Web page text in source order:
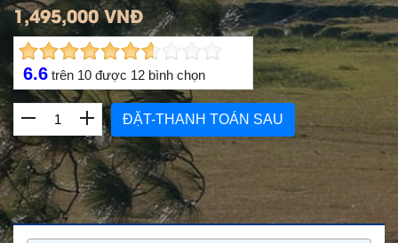
1,495,000 VNĐ
6.6 trên 10 được 12 bình chọn
ĐẶT-THANH TOÁN SAU